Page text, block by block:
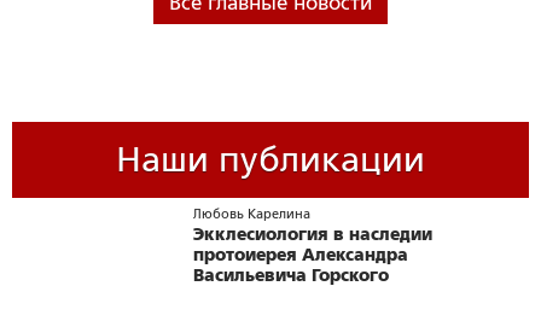
Наши публикации
Любовь Карелина
Экклесиология в наследии
протоиерея Александра
Васильевича Горского